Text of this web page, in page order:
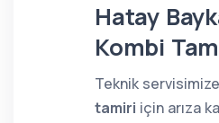
Hatay
Kombi
Teknik servisimize
tamiri için arıza